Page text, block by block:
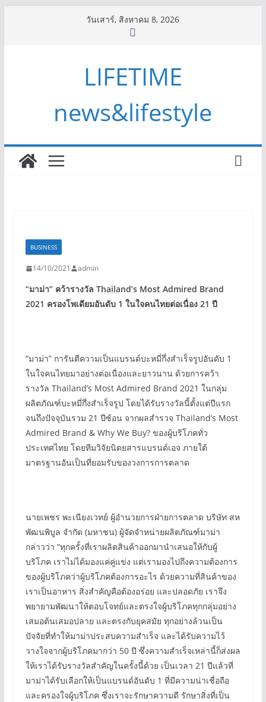
วันเสาร์, สิงหาคม 8, 2026
LIFETIME
news&lifestyle
BUSINESS
14/10/2021 admin
“มาม่า” คว้ารางวัล Thailand’s Most Admired Brand
2021 ครองโพเดียมอันดับ 1 ในใจคนไทยต่อเนื่อง 21 ปี
“มาม่า” การันตีความเป็นแบรนด์บะหมี่กึ่งสำเร็จรูปอันดับ 1
ในใจคนไทยมาอย่างต่อเนื่องและยาวนาน ด้วยการคว้า
รางวัล Thailand’s Most Admired Brand 2021 ในกลุ่ม
ผลิตภัณฑ์บะหมี่กึ่งสำเร็จรูป โดยได้รับรางวัลนี้ตั้งแต่ปีแรก
จนถึงปัจจุบันรวม 21 ปีซ้อน จากผลสำรวจ Thailand’s Most
Admired Brand & Why We Buy? ของผู้บริโภคทั่ว
ประเทศไทย โดยทีมวิจัยนิตยสารแบรนด์เอจ ภายใต้
มาตรฐานอันเป็นที่ยอมรับของวงการการตลาด
นายเพชร พะเนียงเวทย์ ผู้อำนวยการฝ่ายการตลาด บริษัท สห
พัฒนพิบูล จำกัด (มหาชน) ผู้จัดจำหน่ายผลิตภัณฑ์มาม่า
กล่าวว่า “ทุกครั้งที่เราผลิตสินค้าออกมานำเสนอให้กับผู้
บริโภค เราไม่ได้มองแค่คู่แข่ง แต่เรามองไปถึงความต้องการ
ของผู้บริโภคว่าผู้บริโภคต้องการอะไร ด้วยความที่สินค้าของ
เราเป็นอาหาร สิ่งสำคัญคือต้องอร่อย และปลอดภัย เราจึง
พยายามพัฒนาให้ตอบโจทย์และตรงใจผู้บริโภคทุกกลุ่มอย่าง
เสมอต้นเสมอปลาย และตรงกับยุคสมัย ทุกอย่างล้วนเป็น
ปัจจัยที่ทำให้มาม่าประสบความสำเร็จ และได้รับความไว้
วางใจจากผู้บริโภคมากว่า 50 ปี ซึ่งความสำเร็จเหล่านี้ก็ส่งผล
ให้เราได้รับรางวัลสำคัญในครั้งนี้ด้วย เป็นเวลา 21 ปีแล้วที่
มาม่าได้รับเลือกให้เป็นแบรนด์อันดับ 1 ที่มีความน่าเชื่อถือ
และครองใจผู้บริโภค ซึ่งเราจะรักษาความดี รักษาสิ่งที่เป็น